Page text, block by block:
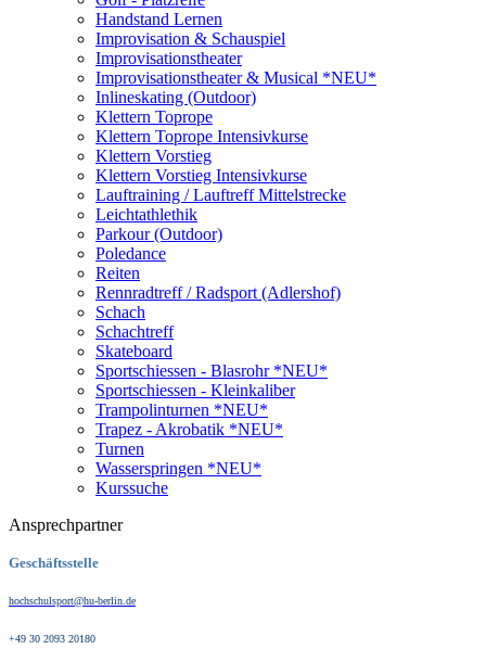
Handstand Lernen
Improvisation & Schauspiel
Improvisationstheater
Improvisationstheater & Musical *NEU*
Inlineskating (Outdoor)
Klettern Toprope
Klettern Toprope Intensivkurse
Klettern Vorstieg
Klettern Vorstieg Intensivkurse
Lauftraining / Lauftreff Mittelstrecke
Leichtathlethik
Parkour (Outdoor)
Poledance
Reiten
Rennradtreff / Radsport (Adlershof)
Schach
Schachtreff
Skateboard
Sportschiessen - Blasrohr *NEU*
Sportschiessen - Kleinkaliber
Trampolinturnen *NEU*
Trapez - Akrobatik *NEU*
Turnen
Wasserspringen *NEU*
Kurssuche
Ansprechpartner
Geschäftsstelle
hochschulsport@hu-berlin.de
+49 30 2093 20180